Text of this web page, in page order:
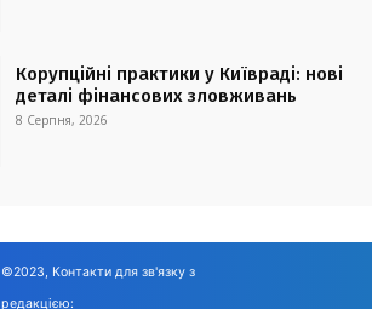
Корупційні практики у Київраді: нові
деталі фінансових зловживань
8 Серпня, 2026
©2023, Контакти для зв'язку з
редакцією: